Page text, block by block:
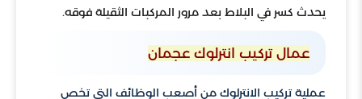
يحدث كسر في البلاط بعد مرور المركبات الثقيلة فوقه.
عمال تركيب انترلوك عجمان
عملية تركيب الانترلوك من أصعب الوظائف التي تخص